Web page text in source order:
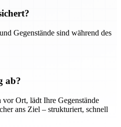
Gegenstände sind während des
ab?
Ort, lädt Ihre Gegenstände
ans Ziel – strukturiert, schnell